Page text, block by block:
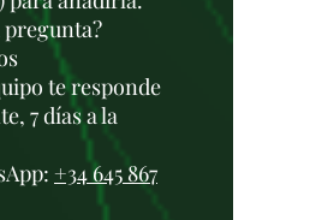
pregunta?
te responde
7 días a la
+34 645 867